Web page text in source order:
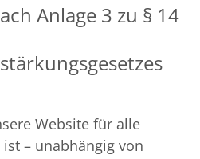
Anlage 3 zu § 14
Website für alle
– unabhängig von